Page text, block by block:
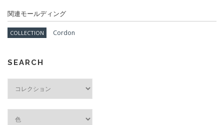
関連モールディング
COLLECTION Cordon
SEARCH